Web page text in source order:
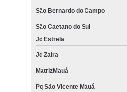
São Bernardo do Campo
São Caetano do Sul
Jd Estrela
Jd Zaira
MatrizMauá
Pq São Vicente Mauá